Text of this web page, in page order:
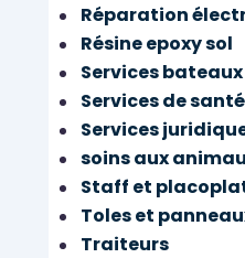
Réparation
Résine epoxy sol
Services bateaux
Services de santé
Services
soins aux
Staff et
Toles et
Traiteurs